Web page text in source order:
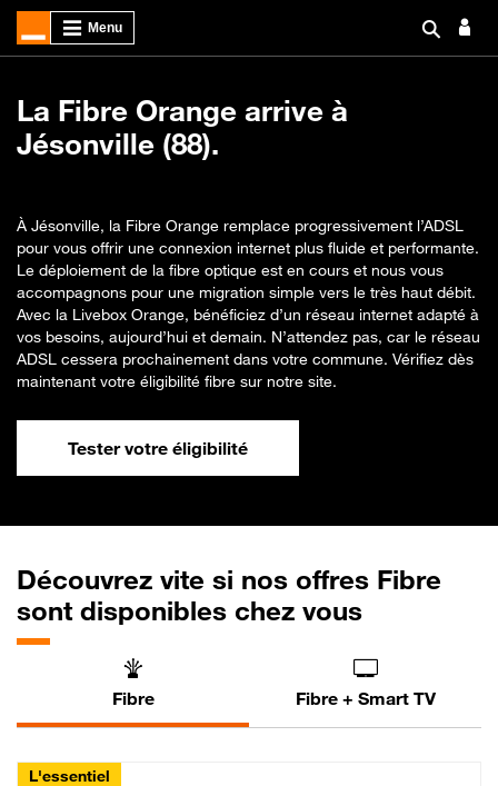
La Fibre Orange arrive à
Jésonville (88).
À Jésonville, la Fibre Orange remplace progressivement l’ADSL
pour vous offrir une connexion internet plus fluide et performante.
Le déploiement de la fibre optique est en cours et nous vous
accompagnons pour une migration simple vers le très haut débit.
Avec la Livebox Orange, bénéficiez d’un réseau internet adapté à
vos besoins, aujourd’hui et demain. N’attendez pas, car le réseau
ADSL cessera prochainement dans votre commune. Vérifiez dès
maintenant votre éligibilité fibre sur notre site.
Tester votre éligibilité
Découvrez vite si nos offres Fibre
sont disponibles chez vous
Fibre Fibre + Smart TV
L'essentiel